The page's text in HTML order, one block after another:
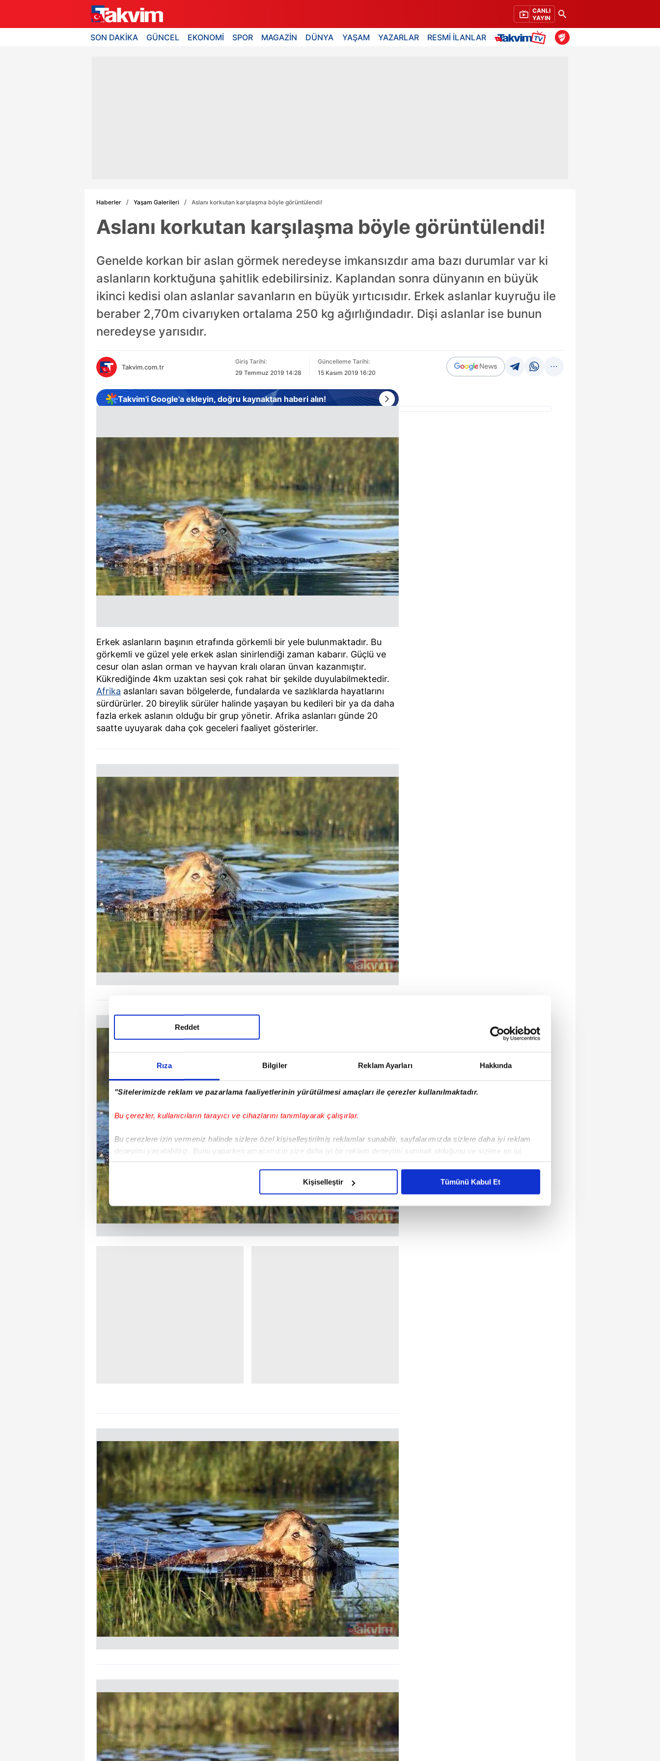
Rıza Bilgiler Reklam Ayarları Hakkında
"Sitelerimizde reklam ve pazarlama faaliyetlerinin yürütülmesi amaçları ile çerezler kullanılmaktadır.
Bu çerezler, kullanıcıların tarayıcı ve cihazlarını tanımlayarak çalışırlar.
Bu çerezlere izin vermeniz halinde sizlere özel kişiselleştirilmiş reklamlar sunabilir, sayfalarımızda sizlere daha iyi reklam
deneyimi yaşatabiliriz. Bunu yaparken amacımızın size daha iyi bir reklam deneyimi sunmak olduğunu ve sizlere en iyi
içerikleri sunabilmek adına elimizden gelen çabayı gösterdiğimizi ve bu noktada, reklamların maliyetlerimizi karşılamak
Sizlere daha iyi bir hizmet sunabilmek için İnternet Sitemizde kendimize ve üçüncü kişilere ait çerezler kullanılmaktadır. Bu
Reddet
Kişiselleştir Tümünü Kabul Et
CANLI
YAYIN
SON DAKİKA GÜNCEL EKONOMİ SPOR MAGAZİN DÜNYA YAŞAM YAZARLAR RESMİ İLANLAR
Haberler Yaşam Galerileri Aslanı korkutan karşılaşma böyle görüntülendi!
Aslanı korkutan karşılaşma böyle görüntülendi!
Genelde korkan bir aslan görmek neredeyse imkansızdır ama bazı durumlar var ki
aslanların korktuğuna şahitlik edebilirsiniz. Kaplandan sonra dünyanın en büyük
ikinci kedisi olan aslanlar savanların en büyük yırtıcısıdır. Erkek aslanlar kuyruğu ile
beraber 2,70m civarıyken ortalama 250 kg ağırlığındadır. Dişi aslanlar ise bunun
neredeyse yarısıdır.
Takvim.com.tr
Giriş Tarihi:
29 Temmuz 2019 14:28
Güncelleme Tarihi:
15 Kasım 2019 16:20
Takvim'i Google'a ekleyin, doğru kaynaktan haberi alın!
Erkek aslanların başının etrafında görkemli bir yele bulunmaktadır. Bu
görkemli ve güzel yele erkek aslan sinirlendiği zaman kabarır. Güçlü ve
cesur olan aslan orman ve hayvan kralı olaran ünvan kazanmıştır.
Kükrediğinde 4km uzaktan sesi çok rahat bir şekilde duyulabilmektedir.
Afrika aslanları savan bölgelerde, fundalarda ve sazlıklarda hayatlarını
sürdürürler. 20 bireylik sürüler halinde yaşayan bu kedileri bir ya da daha
fazla erkek aslanın olduğu bir grup yönetir. Afrika aslanları günde 20
saatte uyuyarak daha çok geceleri faaliyet gösterirler.